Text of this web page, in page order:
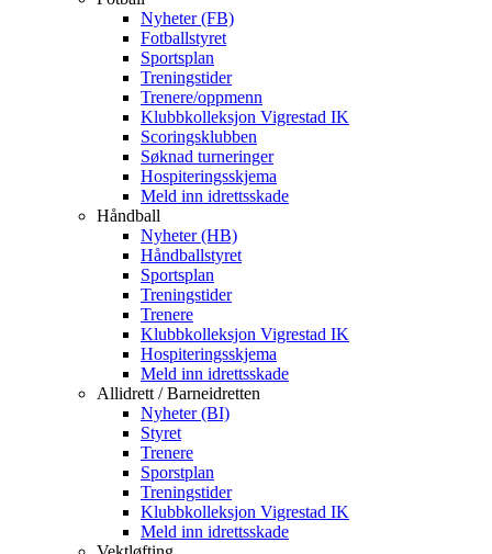
Nyheter (FB)
Fotballstyret
Sportsplan
Treningstider
Trenere/oppmenn
Klubbkolleksjon Vigrestad IK
Scoringsklubben
Søknad turneringer
Hospiteringsskjema
Meld inn idrettsskade
Håndball
Nyheter (HB)
Håndballstyret
Sportsplan
Treningstider
Trenere
Klubbkolleksjon Vigrestad IK
Hospiteringsskjema
Meld inn idrettsskade
Allidrett / Barneidretten
Nyheter (BI)
Styret
Trenere
Sporstplan
Treningstider
Klubbkolleksjon Vigrestad IK
Meld inn idrettsskade